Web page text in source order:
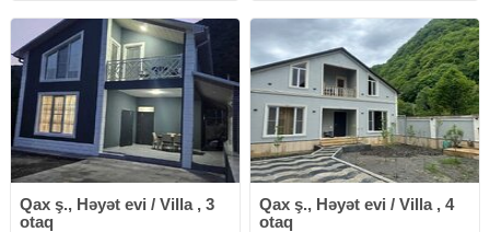
Qax ş., Həyət evi / Villa , 3
otaq
Qax ş., Həyət evi / Villa , 4
otaq